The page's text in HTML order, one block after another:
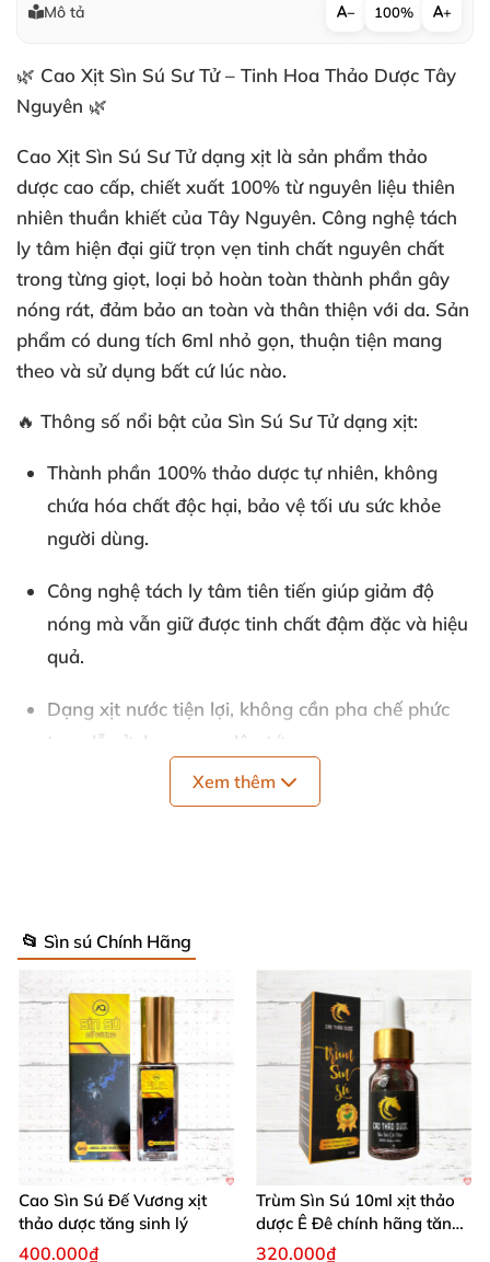
Mô tả − 100% +
🌿 Cao Xịt Sìn Sú Sư Tử – Tinh Hoa Thảo Dược Tây
Nguyên 🌿
Cao Xịt Sìn Sú Sư Tử dạng xịt là sản phẩm thảo
dược cao cấp, chiết xuất 100% từ nguyên liệu thiên
nhiên thuần khiết của Tây Nguyên. Công nghệ tách
ly tâm hiện đại giữ trọn vẹn tinh chất nguyên chất
trong từng giọt, loại bỏ hoàn toàn thành phần gây
nóng rát, đảm bảo an toàn và thân thiện với da. Sản
phẩm có dung tích 6ml nhỏ gọn, thuận tiện mang
theo và sử dụng bất cứ lúc nào.
🔥 Thông số nổi bật của Sìn Sú Sư Tử dạng xịt:
Thành phần 100% thảo dược tự nhiên, không
chứa hóa chất độc hại, bảo vệ tối ưu sức khỏe
người dùng.
Công nghệ tách ly tâm tiên tiến giúp giảm độ
nóng mà vẫn giữ được tinh chất đậm đặc và hiệu
quả.
Dạng xịt nước tiện lợi, không cần pha chế phức
tạp, dễ sử dụng ngay lập tức.
Bảo quản đơn giản, chỉ cần nơi khô ráo, thoáng
Sìn sú Sư Tử xịt cao thảo dược Tây Nguyên chính hãng giá tốt
Xem thêm
📂 Sìn sú Chính Hãng
Cao Sìn Sú Đế Vương xịt
thảo dược tăng sinh lý
400.000₫
Trùm Sìn Sú 10ml xịt thảo
dược Ê Đê chính hãng tăng
cường sinh lý
320.000₫